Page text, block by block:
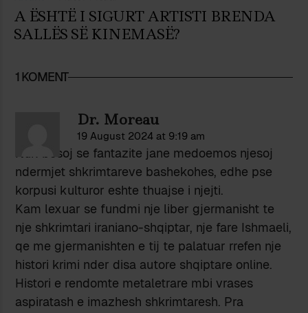
A ËSHTË I SIGURT ARTISTI BRENDA
SALLËS SË KINEMASË?
1 KOMENT
Dr. Moreau
19 August 2024 at 9:19 am
Nuk besoj se fantazite jane medoemos njesoj
ndermjet shkrimtareve bashekohes, edhe pse
korpusi kulturor eshte thuajse i njejti.
Kam lexuar se fundmi nje liber gjermanisht te
nje shkrimtari iraniano-shqiptar, nje fare Ishmaeli,
qe me gjermanishten e tij te palatuar rrefen nje
histori krimi nder disa autore shqiptare online.
Histori e rendomte metaletrare mbi vrases
aspiratash e imazhesh shkrimtaresh. Pra